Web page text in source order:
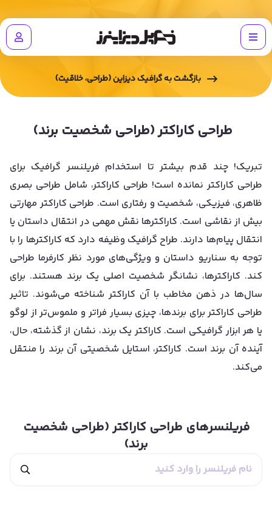
بازگشت بهگرافیک دیزاین (طراحی، خلاقیت)
طراحی کاراکتر (طراحی شخصیت برند)
تبریک! چند قدم بیشتر تا استخدام فریلنسر گرافیک برای
طراحی کاراکتر نمانده است! طراحی کاراکتر، شامل طراحی بصری
ظاهری، فیزیکی، شخصیت و رفتاری است. طراحی کاراکتر مهارتی
بیش از نقاشی است. کاراکترها نقش مهمی در انتقال داستان یا
انتقال پیام‌ها دارند. طراح گرافیک وظیفه دارد که کاراکترها را با
توجه به سناریو داستان و ویژگی‌های مورد نظر کارفرما طراحی
کند. کاراکترها، نشانگر شخصیت اصلی یک برند هستند. برای
سال‌ها در ذهن مخاطب با آن کاراکتر شناخته می‌شوند. تاثیر
طراحی کاراکتر برای برندها، چیزی بسیار فراتر و ملموس‌تر از لوگو
یا هر ابزار گرافیکی است. کاراکتر یک برند، نشان از گذشته، حال،
آینده آن برند است. کاراکتر، استایل شخصیتی آن برند را منتقل
می‌کند.
فریلنسرهای طراحی کاراکتر (طراحی شخصیت
برند)